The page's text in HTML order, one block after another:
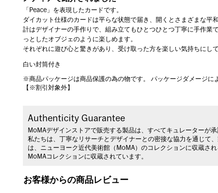
「Peace」を表現したカードです。
ダイカット仕様のカードは平らな状態で届き、開くとさまざまな
計はデザイナーの手作りで、組み立てもひとつひとつ丁寧に手作業
っとしたオブジェのように楽しめます。
それぞれに遊び心と驚きがあり、受け取った方を楽しい気持ちにして
白い封筒付き
※商品パッケージは商品保護の為の物です。 パッケージダメージに
【※割引対象外】
Authenticity Guarantee
MoMAデザインストアで販売する製品は、すべてキュレーターが承
私たちは、丁寧なリサーチとデザイナーとの密接な協力を通じて
は、ニューヨーク近代美術館（MoMA）のコレクションに収蔵さ
MoMAコレクションに収蔵されています。
お客様からの商品レビュー